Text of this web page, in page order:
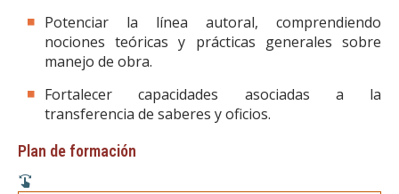
Potenciar la línea autoral, comprendiendo
nociones teóricas y prácticas generales sobre
manejo de obra.
Fortalecer capacidades asociadas a la
transferencia de saberes y oficios.
Plan de formación